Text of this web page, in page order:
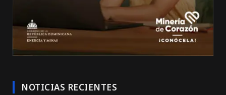
NOTICIAS RECIENTES